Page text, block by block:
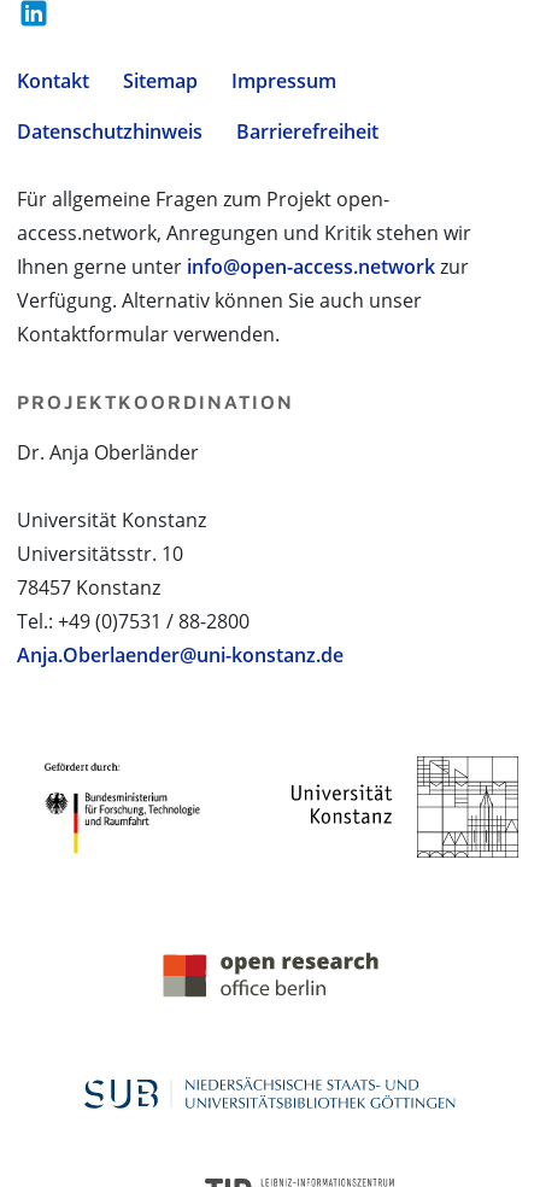
Kontakt Sitemap
Impressum
Datenschutzhinweis
Barrierefreiheit
Für allgemeine Fragen zum Projekt open-
access.network, Anregungen und Kritik stehen wir
Ihnen gerne unter info@open-access.networkzur
Verfügung. Alternativ können Sie auch unser
Kontaktformular verwenden.
PROJEKTKOORDINATION
Dr. Anja Oberländer
Universität Konstanz
Universitätsstr. 10
78457 Konstanz
Tel.: +49 (0)7531 / 88-2800
Anja.Oberlaender@uni-konstanz.de